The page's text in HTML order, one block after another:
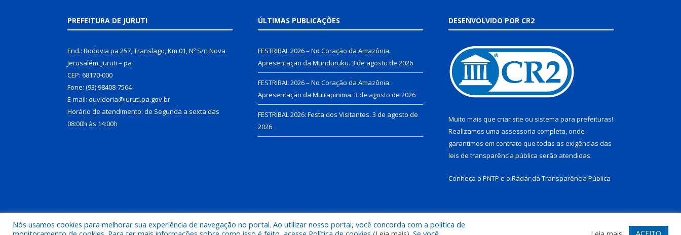
PREFEITURA DE JURUTI
End.: Rodovia pa 257, Translago, Km 01, Nº S/n Nova
Jerusalém, Juruti – pa
CEP: 68170-000
Fone: (93) 98408-7564
E-mail: ouvidoria@juruti.pa.gov.br
Horário de atendimento: de Segunda a sexta das
08:00h às 14:00h
ÚLTIMAS PUBLICAÇÕES
FESTRIBAL 2026 – No Coração da Amazônia.
Apresentação da Munduruku. 3 de agosto de 2026
FESTRIBAL 2026 – No Coração da Amazônia.
Apresentação da Muirapinima. 3 de agosto de 2026
FESTRIBAL 2026: Festa dos Visitantes. 3 de agosto de
2026
DESENVOLVIDO POR CR2
Muito mais que criar site ou sistema para prefeituras!
Realizamos uma assessoria completa, onde
garantimos em contrato que todas as exigências das
leis de transparência pública serão atendidas.
Conheça o PNTP e o Radar da Transparência Pública
Todos os direitos reservados a Prefeitura Municipal de Juruti. Mapa do Site Acessar Webmail
Nós usamos cookies para melhorar sua experiência de navegação no portal. Ao utilizar nosso portal, você concorda com a política de
ACEITO